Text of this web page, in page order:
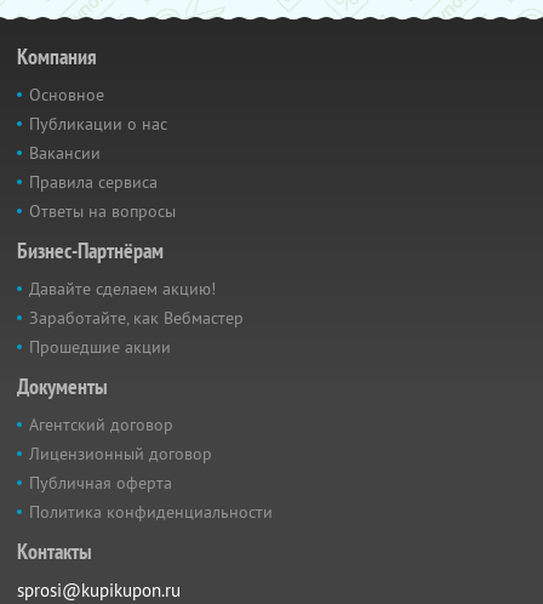
Компания
Основное
Публикации о нас
Вакансии
Правила сервиса
Ответы на вопросы
Бизнес-Партнёрам
Давайте сделаем акцию!
Заработайте, как Вебмастер
Прошедшие акции
Документы
Агентский договор
Лицензионный договор
Публичная оферта
Политика конфиденциальности
Контакты
sprosi@kupikupon.ru